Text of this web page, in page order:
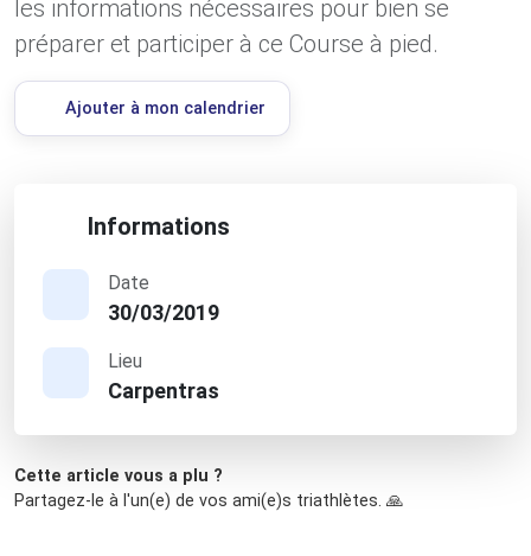
les informations nécessaires pour bien se
préparer et participer à ce Course à pied.
Ajouter à mon calendrier
Informations
Date
30/03/2019
Lieu
Carpentras
Cette article vous a plu ?
Partagez-le à l'un(e) de vos ami(e)s triathlètes. 🙏